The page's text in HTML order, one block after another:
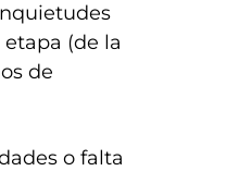
(de la
de
o falta